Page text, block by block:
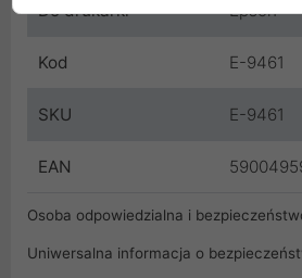
Do drukarki Epson
Kod E-9461
SKU E-9461
EAN
Osoba odpowiedzialna i
Uniwersalna informacja o